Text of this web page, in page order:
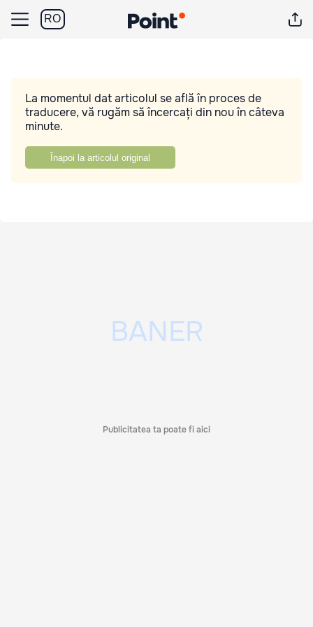
RO
La momentul dat articolul se află în proces de
traducere, vă rugăm să încercați din nou în câteva
minute.
Înapoi la articolul original
Publicitatea ta poate fi aici